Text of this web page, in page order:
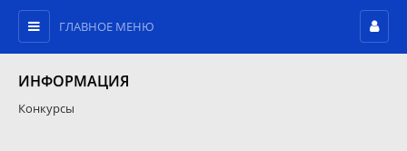
ГЛАВНОЕ МЕНЮ
ИНФОРМАЦИЯ
Конкурсы